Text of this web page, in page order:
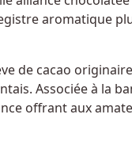
aromatique
de cacao
Associée à la
offrant aux